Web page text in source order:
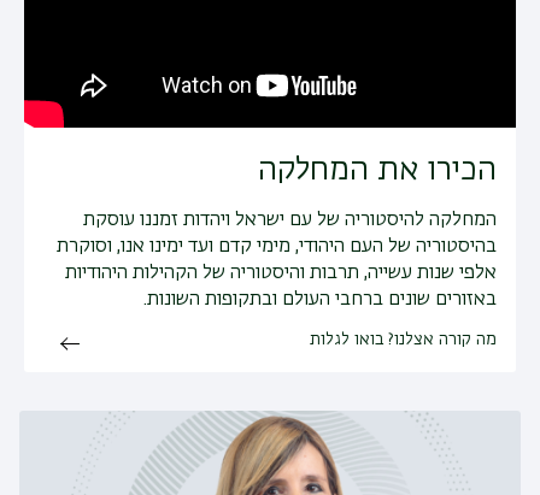
הכירו את המחלקה
המחלקה להיסטוריה של עם ישראל ויהדות זמננו עוסקת
בהיסטוריה של העם היהודי, מימי קדם ועד ימינו אנו, וסוקרת
אלפי שנות עשייה, תרבות והיסטוריה של הקהילות היהודיות
באזורים שונים ברחבי העולם ובתקופות השונות.
מה קורה אצלנו? בואו לגלות